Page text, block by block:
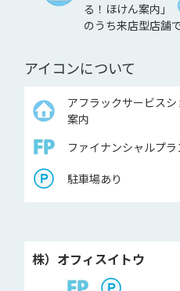
る！ほけん案内」
のうち来店型店舗で
アイコンについて
アフラックサービス
案内
ファイナンシャルプ
駐車場あり
株）オフィスイトウ